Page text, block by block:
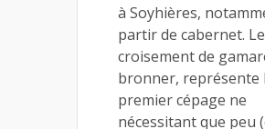
à Soyhières,
partir de cabernet.
croisement de
bronner, représente
premier cépage ne
nécessitant que peu